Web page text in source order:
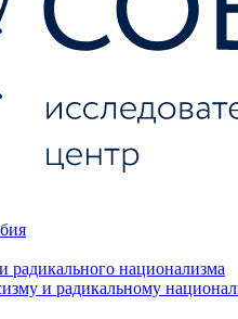
радикального национализма
и радикальному